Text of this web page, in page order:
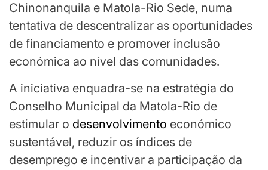
Chinonanquila e Matola-Rio Sede, numa
tentativa de descentralizar as oportunidades
de financiamento e promover inclusão
económica ao nível das comunidades.
A iniciativa enquadra-se na estratégia do
Conselho Municipal da Matola-Rio de
estimular o desenvolvimento económico
sustentável, reduzir os índices de
desemprego e incentivar a participação da